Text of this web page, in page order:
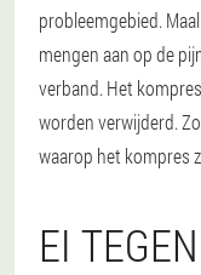
probleemgebied.
mengen aan op de
verband. Het
worden verwijderd.
waarop het kompres
EI